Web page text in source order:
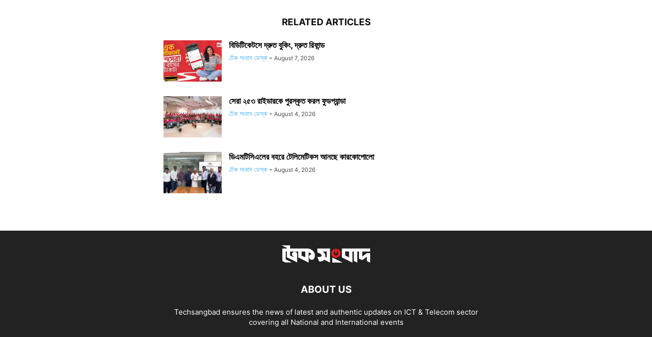
RELATED ARTICLES
বিডিটিকেটসে দ্রুত বুকিং, দ্রুত রিফান্ড
টেক সংবাদ ডেস্ক - August 7, 2026
সেরা ২৫৩ রাইডারকে পুরস্কৃত করল ফুডপ্যান্ডা
টেক সংবাদ ডেস্ক - August 4, 2026
ডিএমটিসিএলের বহরে টেলিমেটিকস আনছে কারকোপোলো
টেক সংবাদ ডেস্ক - August 4, 2026
ABOUT US
Techsangbad ensures the news of latest and authentic updates on ICT & Telecom sector
covering all National and International events